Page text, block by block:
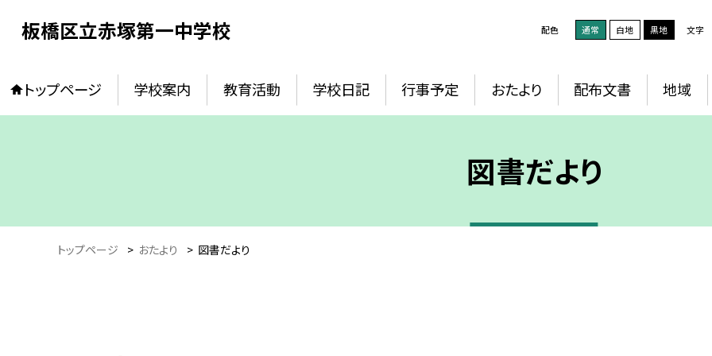
板橋区立赤塚第一中学校 配色 通常 白地 黒地 文字
トップページ 学校案内 教育活動 学校日記 行事予定 おたより 配布文書 地域
図書だより
トップページ > おたより > 図書だより